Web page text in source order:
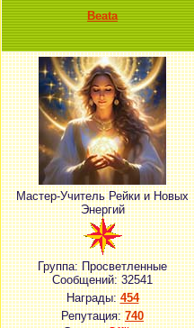
Beata
Мастер-Учитель Рейки и Новых
Энергий
Группа: Просветленные
Сообщений:32541
Награды:454
Репутация:740